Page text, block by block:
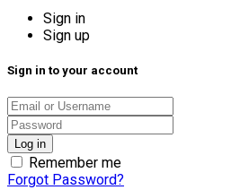
Sign in
Sign up
Sign in to your account
Remember me
Forgot Password?